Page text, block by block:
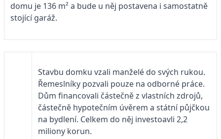
domu je 136 m² a bude u něj postavena i samostatně
stojící garáž.
Stavbu domku vzali manželé do svých rukou.
Řemeslníky pozvali pouze na odborné práce.
Dům financovali částečně z vlastních zdrojů,
částečně hypotečním úvěrem a státní půjčkou
na bydlení. Celkem do něj investoavli 2,2
miliony korun.